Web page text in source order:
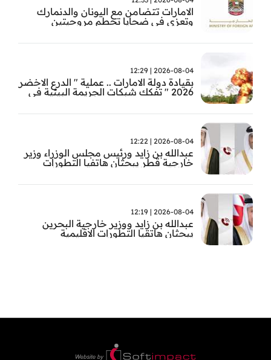
الامارات تتضامن مع اليونان والدنمارك
وتعزي في ضحايا تحطم مروحيتين
2026-08-04 | 12:29
بقيادة دولة الامارات .. عملية " الدرع الاخضر
2026 " تفكك شبكات الجريمة البيئية في
2026-08-04 | 12:22
عبدالله بن زايد ورئيس مجلس الوزراء وزير
خارجية قطر يبحثان هاتفيا التطورات
2026-08-04 | 12:19
عبدالله بن زايد ووزير خارجية البحرين
يبحثان هاتقيا التطورات الاقليمية